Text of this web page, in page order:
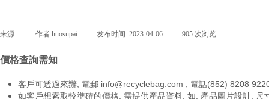
来源: 作者:huosupai 发布时间 :2023-04-06 905 次浏览:
價格查詢需知
客戶可透過來辦, 電郵 info@recyclebag.com
電話(852) 8208
如客戶想索取較準確的價格, 需提供產品資料, 如: 產品圖片設計,